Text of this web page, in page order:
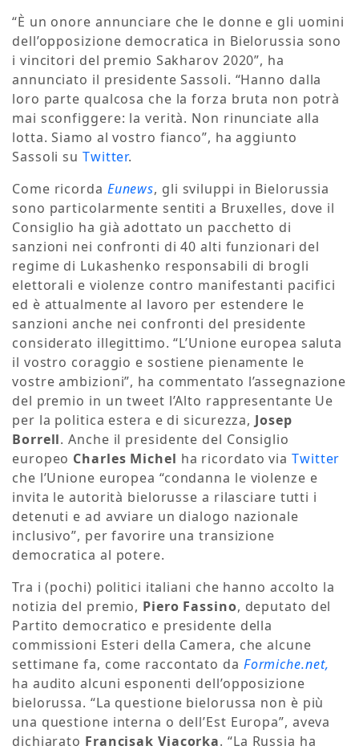
“È un onore annunciare che le donne e gli uomini
dell’opposizione democratica in Bielorussia sono
i vincitori del premio Sakharov 2020”, ha
annunciato il presidente Sassoli. “Hanno dalla
loro parte qualcosa che la forza bruta non potrà
mai sconfiggere: la verità. Non rinunciate alla
lotta. Siamo al vostro fianco”, ha aggiunto
Sassoli su Twitter.
Come ricorda Eunews, gli sviluppi in Bielorussia
sono particolarmente sentiti a Bruxelles, dove il
Consiglio ha già adottato un pacchetto di
sanzioni nei confronti di 40 alti funzionari del
regime di Lukashenko responsabili di brogli
elettorali e violenze contro manifestanti pacifici
ed è attualmente al lavoro per estendere le
sanzioni anche nei confronti del presidente
considerato illegittimo. “L’Unione europea saluta
il vostro coraggio e sostiene pienamente le
vostre ambizioni”, ha commentato l’assegnazione
del premio in un tweet l’Alto rappresentante Ue
per la politica estera e di sicurezza, Josep
Borrell. Anche il presidente del Consiglio
europeo Charles Michel ha ricordato viaTwitter
che l’Unione europea “condanna le violenze e
invita le autorità bielorusse a rilasciare tutti i
detenuti e ad avviare un dialogo nazionale
inclusivo”, per favorire una transizione
democratica al potere.
Tra i (pochi) politici italiani che hanno accolto la
notizia del premio, Piero Fassino, deputato del
Partito democratico e presidente della
commissioni Esteri della Camera, che alcune
settimane fa, come raccontato da Formiche.net,
ha audito alcuni esponenti dell’opposizione
bielorussa. “La questione bielorussa non è più
una questione interna o dell’Est Europa”, aveva
dichiarato Francisak Viacorka. “La Russia ha